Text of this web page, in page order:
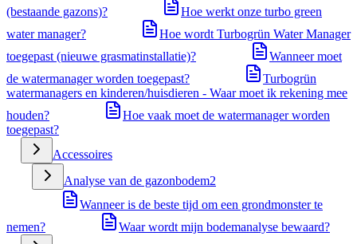
(bestaande gazons)?
Hoe werkt onze turbo green
water manager?
Hoe wordt Turbogrün Water Manager
toegepast (nieuwe grasmatinstallatie)?
Wanneer moet
de watermanager worden toegepast?
Turbogrün
watermanagers en kinderen/huisdieren - Waar moet ik rekening mee
houden?
Hoe vaak moet de watermanager worden
toegepast?
Accessoires
Analyse van de gazonbodem2
Wanneer is de beste tijd om een grondmonster te
nemen?
Waar wordt mijn bodemanalyse bewaard?